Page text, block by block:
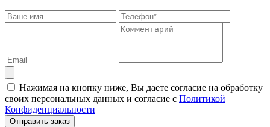
Нажимая на кнопку ниже, Вы даете согласие на обработку
своих персональных данных и согласие с Политикой
Конфиденциальности
Отправить заказ